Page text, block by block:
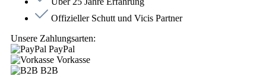
Offizieller Schutt und Vicis Partner
Unsere Zahlungsarten:
PayPal
Vorkasse
B2B